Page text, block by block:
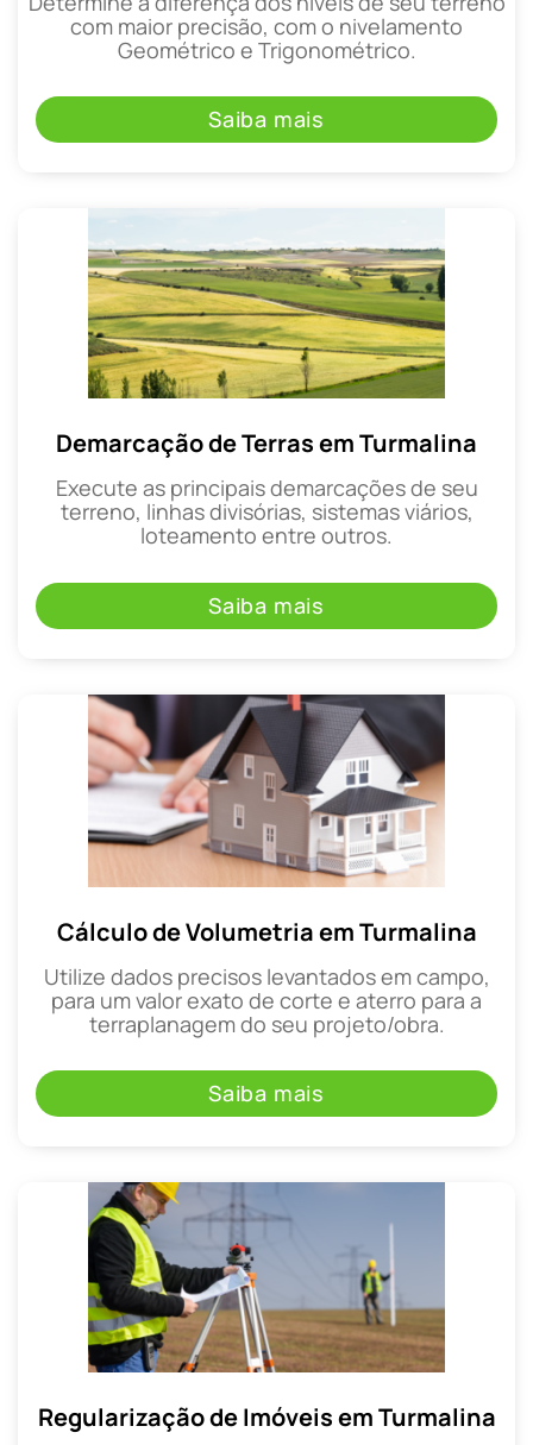
com maior precisão, com o nivelamento
Geométrico e Trigonométrico.
Saiba mais
Demarcação de Terras em Turmalina
Execute as principais demarcações de seu
terreno, linhas divisórias, sistemas viários,
loteamento entre outros.
Saiba mais
Cálculo de Volumetria em Turmalina
Utilize dados precisos levantados em campo,
para um valor exato de corte e aterro para a
terraplanagem do seu projeto/obra.
Saiba mais
Regularização de Imóveis em Turmalina